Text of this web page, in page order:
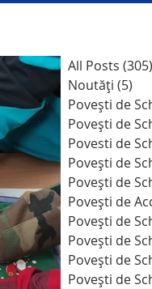
All Posts (305)
Noutăți (5)
Povești de
Povești de
Povesti de
Povești de
Povești de
Povești de
Povești de
Povești de
Povești de
Povești de